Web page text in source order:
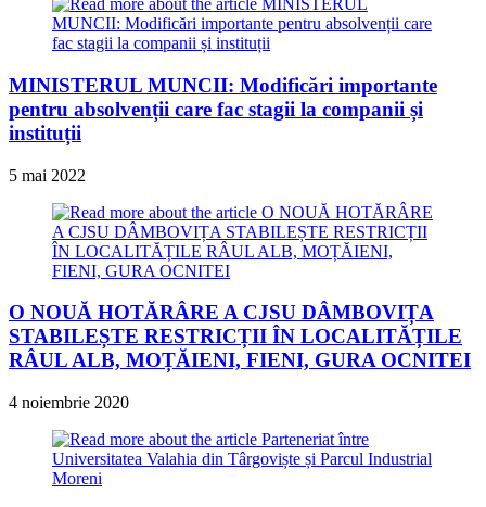
MINISTERUL MUNCII: Modificări importante
pentru absolvenții care fac stagii la companii și
instituții
5 mai 2022
O NOUĂ HOTĂRÂRE A CJSU DÂMBOVIȚA
STABILEȘTE RESTRICȚII ÎN LOCALITĂȚILE
RÂUL ALB, MOȚĂIENI, FIENI, GURA OCNITEI
4 noiembrie 2020